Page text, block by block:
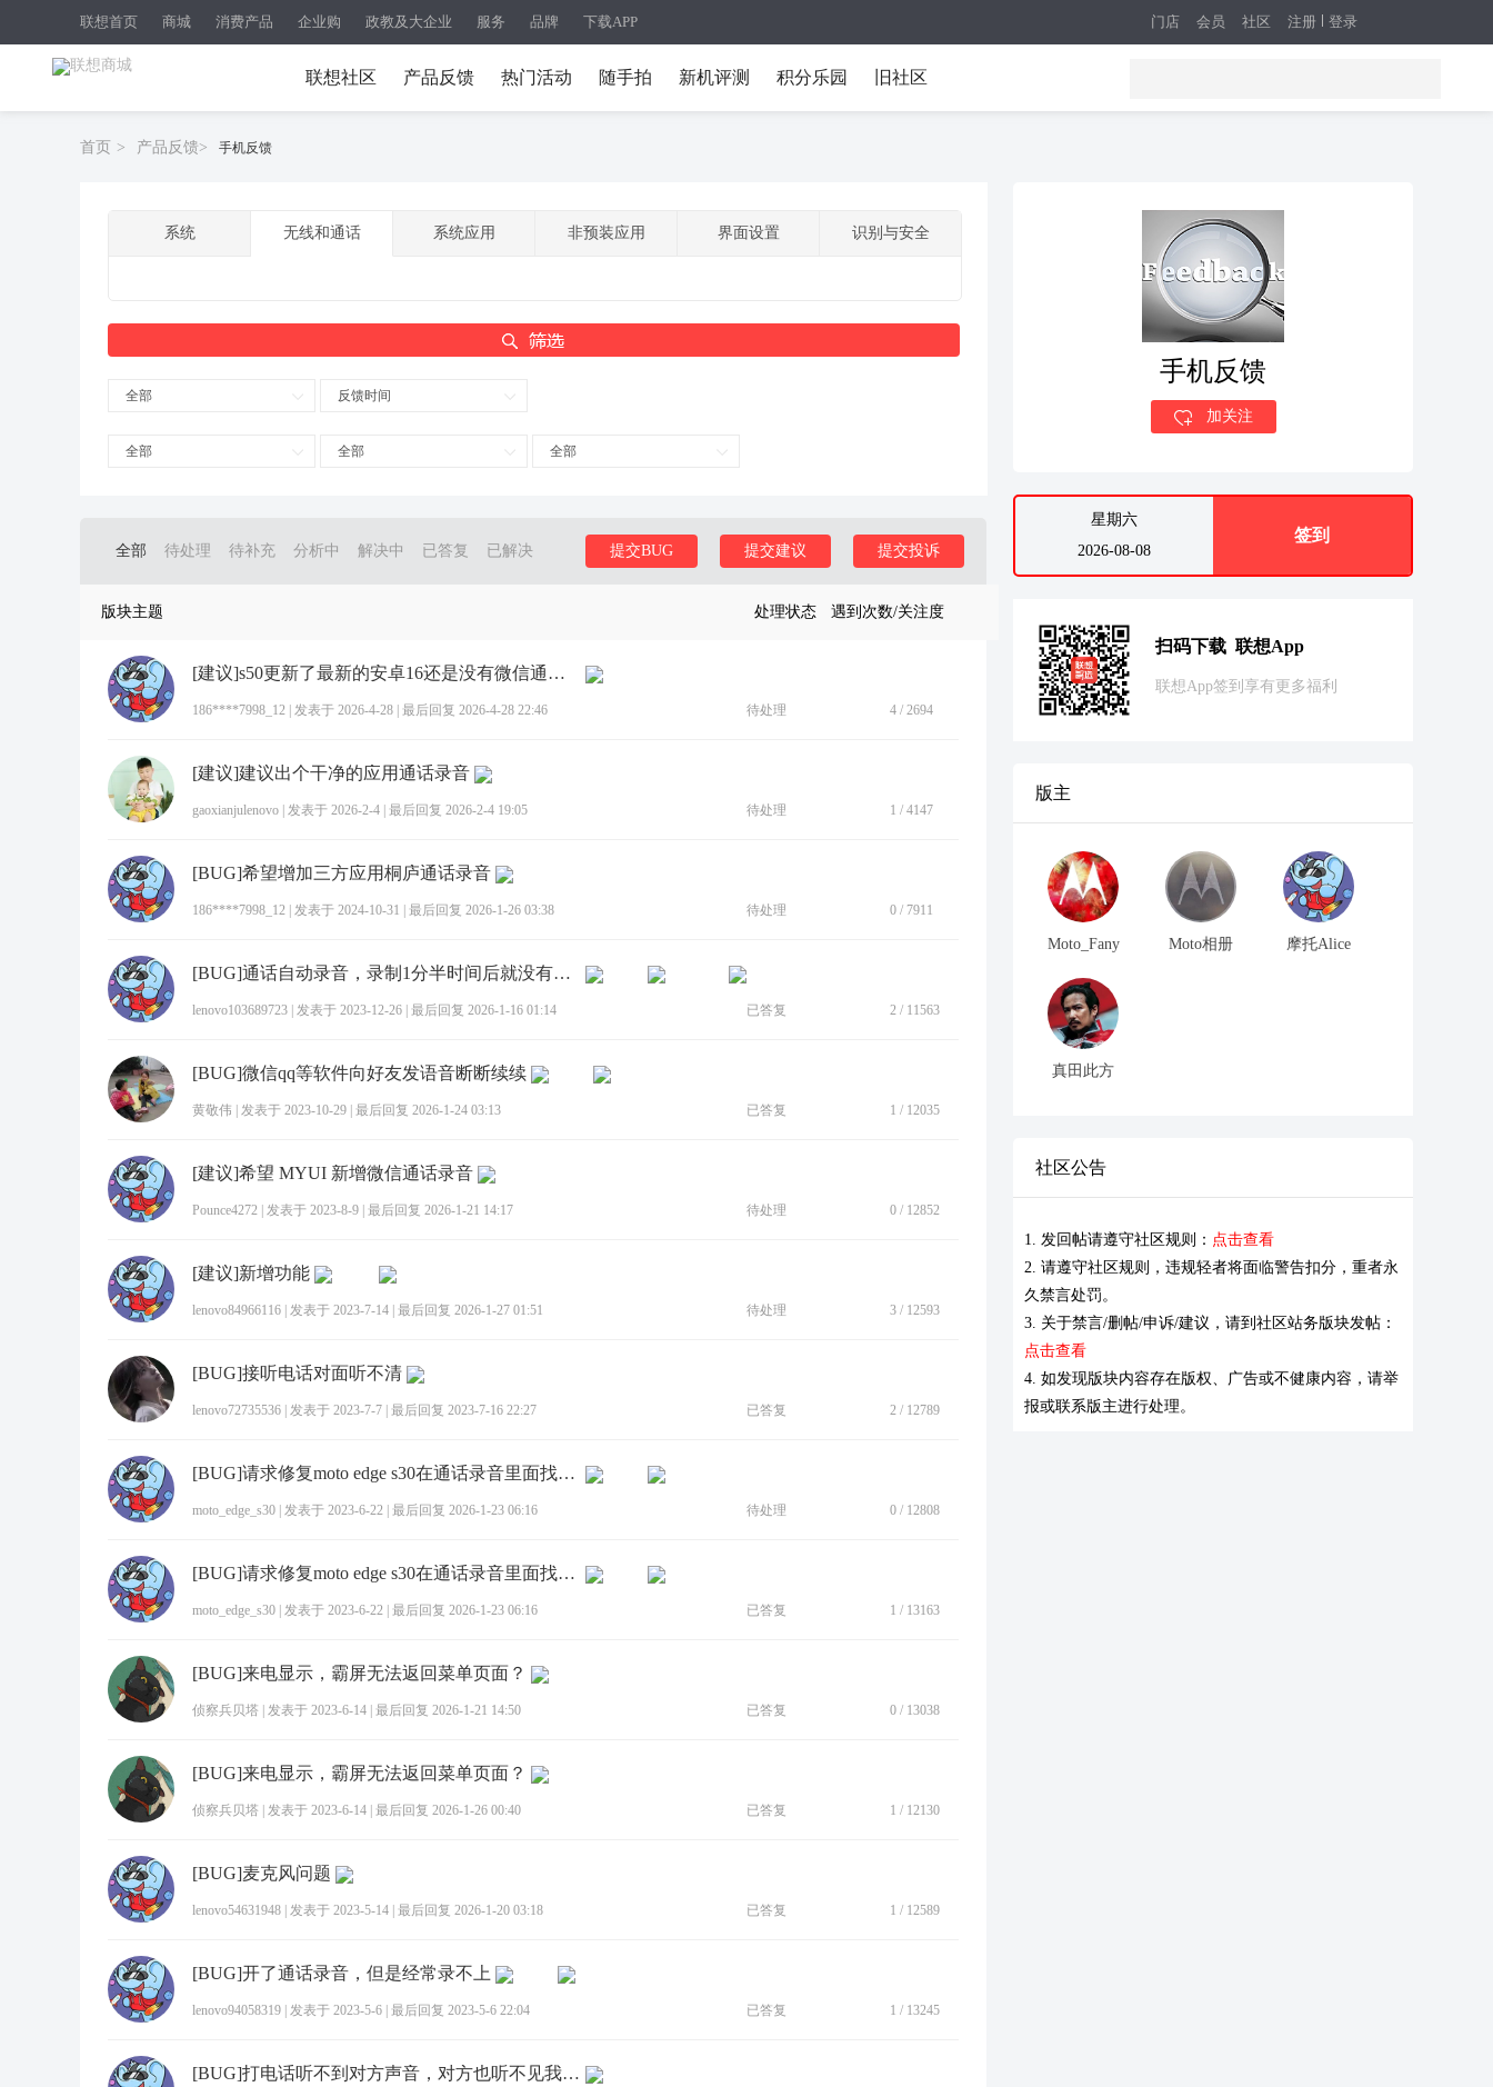
联想首页 商城 消费产品 企业购 政教及大企业 服务 品牌 下载APP 注册 登录
门店 会员 社区
联想社区 产品反馈 热门活动 随手拍 新机评测 积分乐园 旧社区
首页 > 产品反馈> 手机反馈
系统 无线和通话 系统应用 非预装应用 界面设置 识别与安全
全部 反馈时间
全部 全部 全部
全部 待处理 待补充 分析中 解决中 已答复 已解决 提交投诉
提交建议
提交BUG
版块主题 处理状态 遇到次数/关注度
[建议]s50更新了最新的安卓16还是没有微信通话录音
186****7998_12 发表于 2026-4-28 最后回复 2026-4-28 22:46 待处理 4 / 2694
[建议]建议出个干净的应用通话录音
gaoxianjulenovo 发表于 2026-2-4 最后回复 2026-2-4 19:05 待处理 1 / 4147
[BUG]希望增加三方应用桐庐通话录音
186****7998_12 发表于 2024-10-31 最后回复 2026-1-26 03:38 待处理 0 / 7911
[BUG]通话自动录音，录制1分半时间后就没有声音
lenovo103689723 发表于 2023-12-26 最后回复 2026-1-16 01:14 已答复 2 / 11563
[BUG]微信qq等软件向好友发语音断断续续
黄敬伟 发表于 2023-10-29 最后回复 2026-1-24 03:13 已答复 1 / 12035
[建议]希望 MYUI 新增微信通话录音
Pounce4272 发表于 2023-8-9 最后回复 2026-1-21 14:17 待处理 0 / 12852
[建议]新增功能
lenovo84966116 发表于 2023-7-14 最后回复 2026-1-27 01:51 待处理 3 / 12593
[BUG]接听电话对面听不清
lenovo72735536 发表于 2023-7-7 最后回复 2023-7-16 22:27 已答复 2 / 12789
[BUG]请求修复moto edge s30在通话录音里面找不到对微信通话进行录音的选项开关的bug的bug
moto_edge_s30 发表于 2023-6-22 最后回复 2026-1-23 06:16 待处理 0 / 12808
[BUG]请求修复moto edge s30在通话录音里面找不到对微信通话进行录音的选项开关的bug的bug
moto_edge_s30 发表于 2023-6-22 最后回复 2026-1-23 06:16 已答复 1 / 13163
[BUG]来电显示，霸屏无法返回菜单页面？
侦察兵贝塔 发表于 2023-6-14 最后回复 2026-1-21 14:50 已答复 0 / 13038
[BUG]来电显示，霸屏无法返回菜单页面？
侦察兵贝塔 发表于 2023-6-14 最后回复 2026-1-26 00:40 已答复 1 / 12130
[BUG]麦克风问题
lenovo54631948 发表于 2023-5-14 最后回复 2026-1-20 03:18 已答复 1 / 12589
[BUG]开了通话录音，但是经常录不上
lenovo94058319 发表于 2023-5-6 最后回复 2023-5-6 22:04 已答复 1 / 13245
[BUG]打电话听不到对方声音，对方也听不见我讲话。
手机反馈
加关注
星期六
2026-08-08
签到
扫码下载 联想App
联想App签到享有更多福利
版主
Moto_Fany Moto相册 摩托Alice
真田此方
社区公告
1. 发回帖请遵守社区规则： 点击查看
2. 请遵守社区规则，违规轻者将面临警告扣分，重者永
久禁言处罚。
3. 关于禁言/删帖/申诉/建议，请到社区站务版块发帖：
点击查看
4. 如发现版块内容存在版权、广告或不健康内容，请举
报或联系版主进行处理。